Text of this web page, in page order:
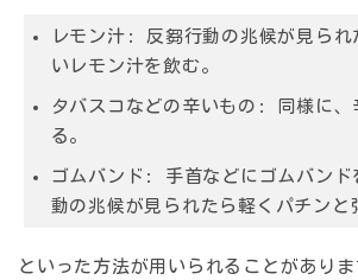
レモン汁 : 反芻行動の兆候が見られ
いレモン汁を飲む。
タバスコなどの辛いもの : 同様に、
る。
ゴムバンド : 手首などにゴムバンド
動の兆候が見られたら軽くパチンと
といった方法が用いられることがありま